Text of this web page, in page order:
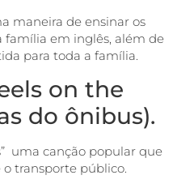
maneira de ensinar os
família em inglês, além de
para toda a família.
on the
do ônibus).
uma canção popular que
o transporte público.